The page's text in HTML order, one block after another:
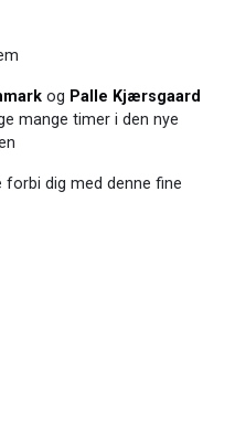
og Palle Kjærsgaard
mange timer i den nye
forbi dig med denne fine